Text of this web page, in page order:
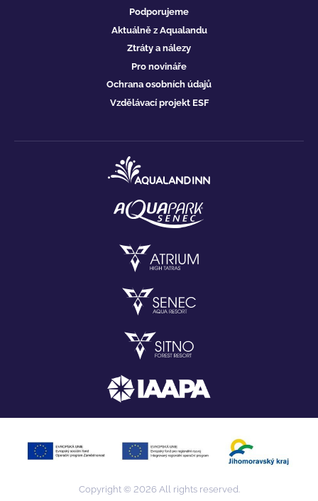
Podporujeme
Aktuálně z Aqualandu
Ztráty a nálezy
Pro novináře
Ochrana osobních údajů
Vzdělávací projekt ESF
Copyright © 2026 All rights reserved.